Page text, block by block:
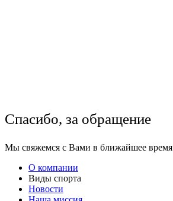
Спасибо, за обращение
Мы свяжемся с Вами в ближайшее время
О компании
Виды спорта
Новости